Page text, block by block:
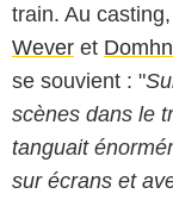
train. Au
Wever et
se souvient : "
scènes dans le
tanguait
sur écrans et